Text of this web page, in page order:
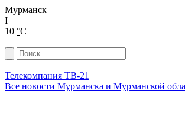
Мурманск
I
10 °C
Телекомпания ТВ-21
Все новости Мурманска и Мурманской